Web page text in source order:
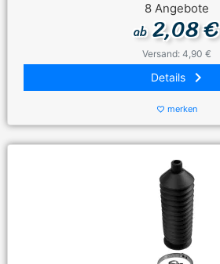
8 Angebote
ab2,08 €
Versand: 4,90 €
Details keyboard_arrow_right
favorite_border merken